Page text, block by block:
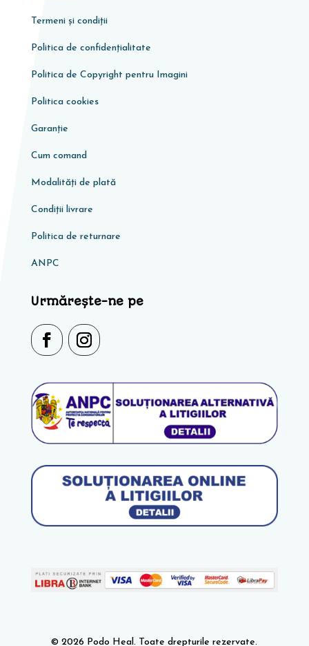
Termeni și condiții
Politica de confidențialitate
Politica de Copyright pentru Imagini
Politica cookies
Garanţie
Cum comand
Modalități de plată
Condiţii livrare
Politica de returnare
ANPC
Urmărește-ne pe
© 2026 Podo Heal. Toate drepturile rezervate.